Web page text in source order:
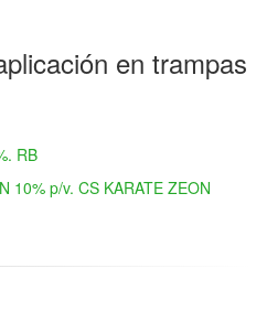
en trampas
RB
10% p/v. CS KARATE ZEON